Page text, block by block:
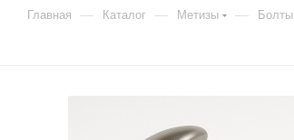
Главная — Каталог — Метизы — Болты